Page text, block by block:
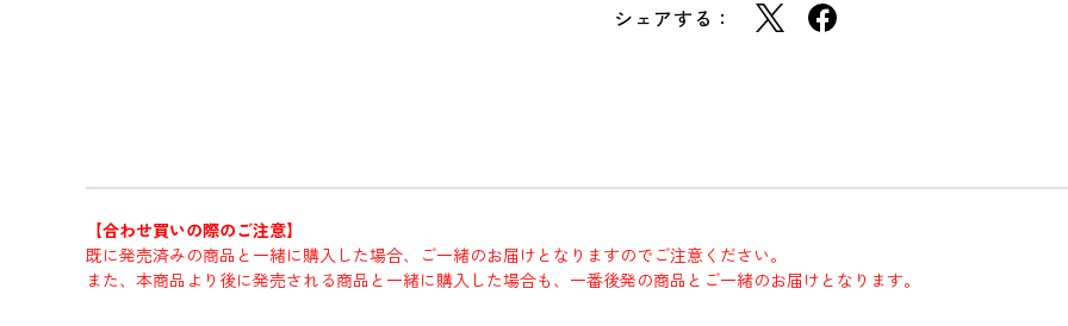
シェアする：
【合わせ買いの際のご注意】
既に発売済みの商品と一緒に購入した場合、ご一緒のお届けとなりますのでご注意ください。
また、本商品より後に発売される商品と一緒に購入した場合も、一番後発の商品とご一緒のお届けとなります。